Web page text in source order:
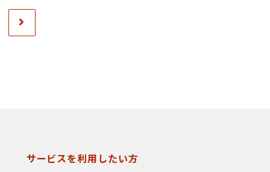
サービスを利用したい方